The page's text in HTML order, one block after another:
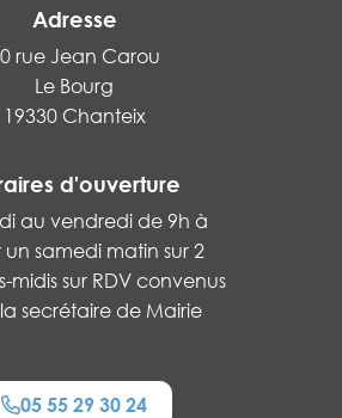
Adresse
rue Jean Carou
Le Bourg
19330 Chanteix
d'ouverture
au vendredi de 9h à
un samedi matin sur 2
midis sur RDV convenus
secrétaire de Mairie
05 55 29 30 24